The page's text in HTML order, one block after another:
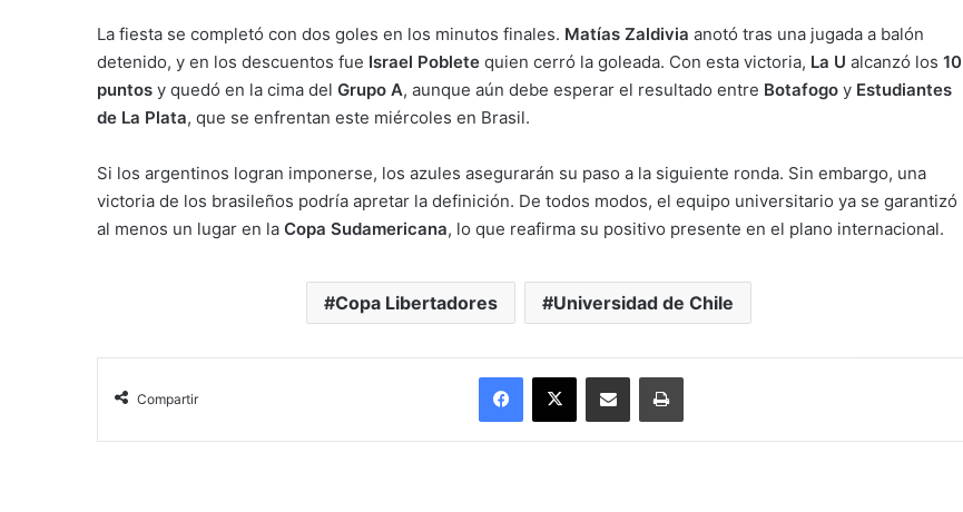
La fiesta se completó con dos goles en los minutos finales. Matías Zaldivia anotó tras una jugada a balón
detenido, y en los descuentos fue Israel Poblete quien cerró la goleada. Con esta victoria, La U alcanzó los 10
puntos y quedó en la cima del Grupo A, aunque aún debe esperar el resultado entre Botafogo y Estudiantes
de La Plata, que se enfrentan este miércoles en Brasil.
Si los argentinos logran imponerse, los azules asegurarán su paso a la siguiente ronda. Sin embargo, una
victoria de los brasileños podría apretar la definición. De todos modos, el equipo universitario ya se garantizó
al menos un lugar en la Copa Sudamericana, lo que reafirma su positivo presente en el plano internacional.
Copa Libertadores Universidad de Chile
Compartir
Facebook
X Enviar vía email Imprimir